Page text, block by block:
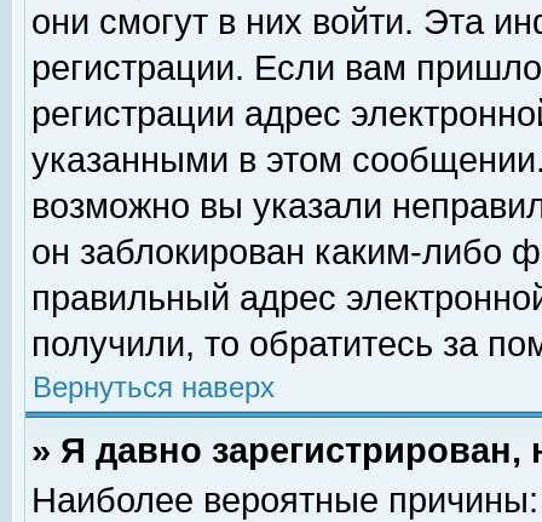
они смогут в них войти. Эта
регистрации. Если вам
регистрации адрес
указанными в этом
возможно вы указали
он заблокирован каким-либо
правильный адрес
получили, то обратитесь за
Вернуться наверх
» Я давно
Наиболее вероятные